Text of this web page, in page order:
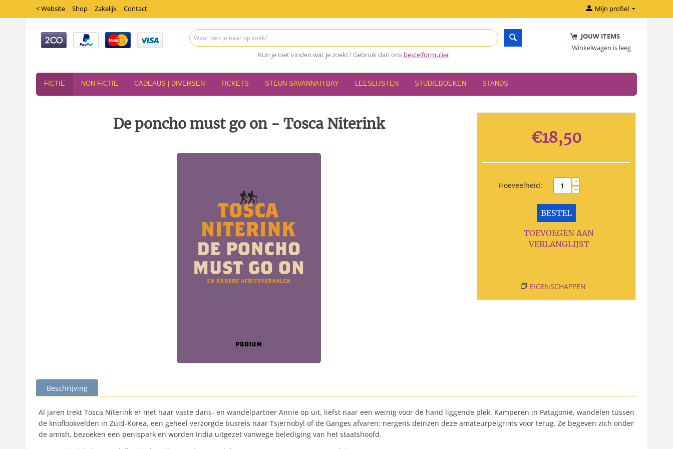
< Website Shop Zakelijk Contact Mijn profiel
Kun je niet vinden wat je zoekt? Gebruik dan ons bestelformulier
JOUW ITEMS
Winkelwagen is leeg
FICTIE NON-FICTIE CADEAUS | DIVERSEN TICKETS STEUN SAVANNAH BAY LEESLIJSTEN STUDIEBOEKEN STANDS
De poncho must go on - Tosca Niterink
€18,50
Hoeveelheid: +
−
BESTEL
TOEVOEGEN AAN
VERLANGLIJST
EIGENSCHAPPEN
Beschrijving
Al jaren trekt Tosca Niterink er met haar vaste dans- en wandelpartner Annie op uit, liefst naar een weinig voor de hand liggende plek. Kamperen in Patagonië, wandelen tussen
de knoflookvelden in Zuid-Korea, een geheel verzorgde busreis naar Tsjernobyl of de Ganges afvaren: nergens deinzen deze amateurpelgrims voor terug. Ze begeven zich onder
de amish, bezoeken een penispark en worden India uitgezet vanwege belediging van het staatshoofd.